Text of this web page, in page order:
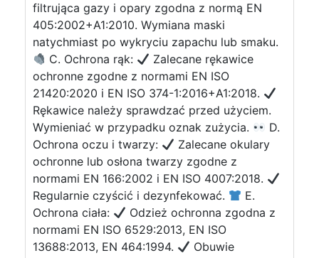
filtrująca gazy i opary zgodna z normą EN
405:2002+A1:2010. Wymiana maski
natychmiast po wykryciu zapachu lub smaku.
C. Ochrona rąk:
Zalecane rękawice
ochronne zgodne z normami EN ISO
21420:2020 i EN ISO 374-1:2016+A1:2018.
Rękawice należy sprawdzać przed użyciem.
Wymieniać w przypadku oznak zużycia.
D.
Ochrona oczu i twarzy:
Zalecane okulary
ochronne lub osłona twarzy zgodne z
normami EN 166:2002 i EN ISO 4007:2018.
Regularnie czyścić i dezynfekować.
E.
Ochrona ciała:
Odzież ochronna zgodna z
normami EN ISO 6529:2013, EN ISO
13688:2013, EN 464:1994.
Obuwie